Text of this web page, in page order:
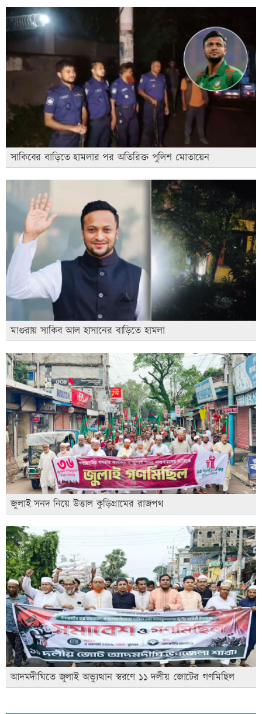
সাকিবের বাড়িতে হামলার পর অতিরিক্ত পুলিশ মোতায়েন
মাগুরায় সাকিব আল হাসানের বাড়িতে হামলা
জুলাই সনদ নিয়ে উত্তাল কুড়িগ্রামের রাজপথ
আদমদীঘিতে জুলাই অভ্যুত্থান স্বরণে ১১ দলীয় জোটের গণমিছিল